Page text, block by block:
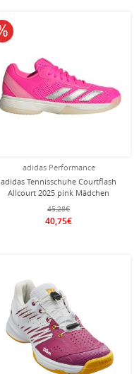
adidas Performance
adidas Tennisschuhe Courtflash
Allcourt 2025 pink Mädchen
45,28€
40,75€
10% reduziert